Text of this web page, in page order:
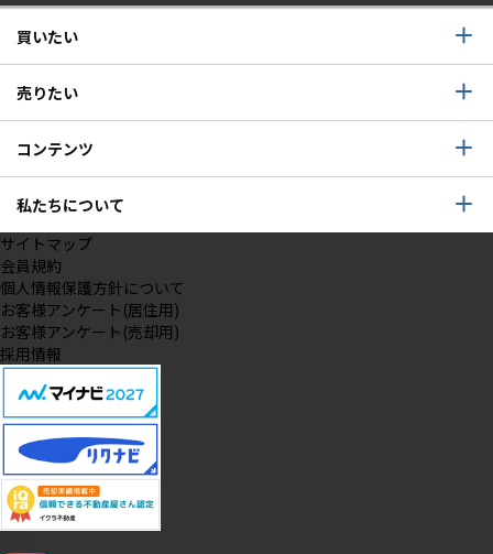
買いたい
売りたい
コンテンツ
私たちについて
サイトマップ
会員規約
個人情報保護方針について
お客様アンケート(居住用)
お客様アンケート(売却用)
採用情報